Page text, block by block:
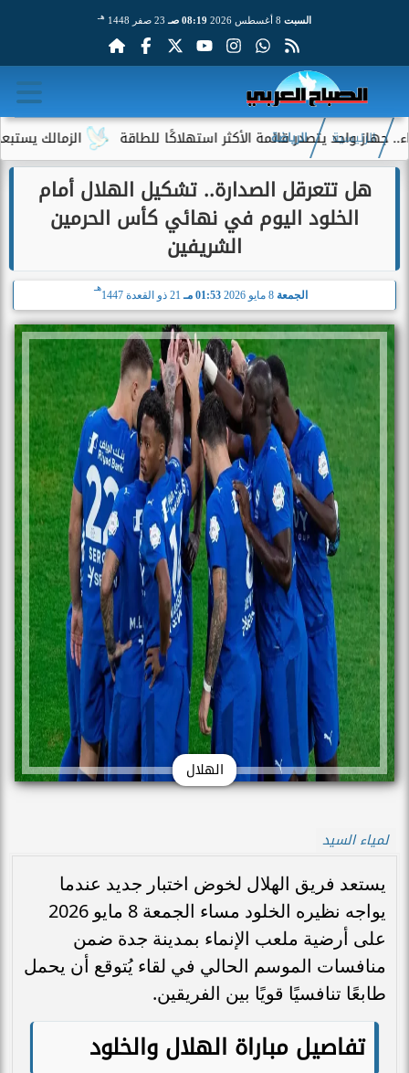
السبت 08:19 صـ 23 صفر 1448 هـ
الزمالك يستبعد 4 لاعبين شباب من حساباته في الموسم الجديد قائمة الأكثر استهلاكًا للطاقة
الرئيسية الرياضة
هل تتعرقل الصدارة.. تشكيل الهلال أمام
الخلود اليوم في نهائي كأس الحرمين
الشريفين
الجمعة 01:53 مـ 21 ذو القعدة 1447
هـ
الهلال
لمياء السيد
يستعد فريق الهلال لخوض اختبار جديد عندما
يواجه نظيره الخلود مساء الجمعة 8 مايو 2026
على أرضية ملعب الإنماء بمدينة جدة ضمن
منافسات الموسم الحالي في لقاء يُتوقع أن يحمل
طابعًا تنافسيًا قويًا بين الفريقين.
تفاصيل مباراة الهلال والخلود